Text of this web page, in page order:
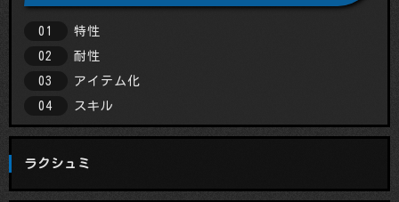
特性
耐性
アイテム化
スキル
ラクシュミ